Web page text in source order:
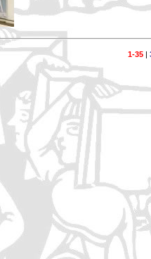
1-35|